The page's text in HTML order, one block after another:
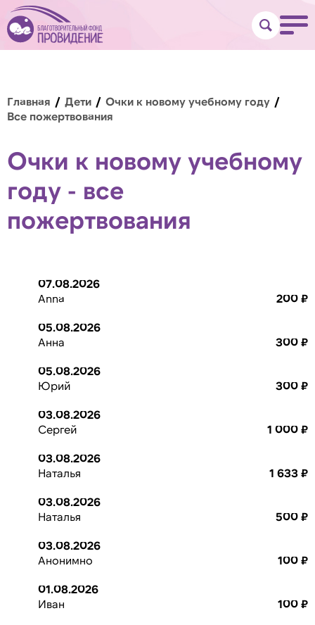
Главная Дети
Очки к новому учебному году
Все пожертвования
Очки к новому учебному
году - все
пожертвования
07.08.2026
Anna
200 ₽
05.08.2026
Анна
300 ₽
05.08.2026
Юрий
300 ₽
03.08.2026
Сергей
1 000 ₽
03.08.2026
Наталья
1 633 ₽
03.08.2026
Наталья
500 ₽
03.08.2026
Анонимно
100 ₽
01.08.2026
Иван
100 ₽